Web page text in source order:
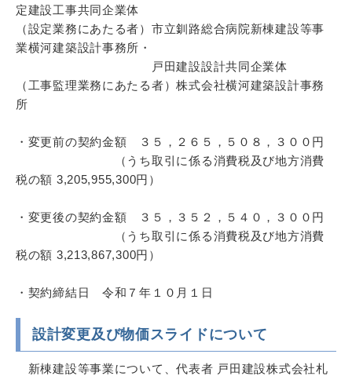
定建設工事共同企業体
（設定業務にあたる者）市立釧路総合病院新棟建設等事
業横河建築設計事務所・
戸田建設設計共同企業体
（工事監理業務にあたる者）株式会社横河建築設計事務
所
・変更前の契約金額 ３５，２６５，５０８，３００円
（うち取引に係る消費税及び地方消費
税の額 3,205,955,300円）
・変更後の契約金額 ３５，３５２，５４０，３００円
（うち取引に係る消費税及び地方消費
税の額 3,213,867,300円）
・契約締結日 令和７年１０月１日
設計変更及び物価スライドについて
新棟建設等事業について、代表者 戸田建設株式会社札